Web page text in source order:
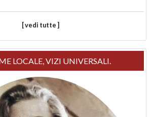
[ vedi tutte ]
LOCALE, VIZI UNIVERSALI.